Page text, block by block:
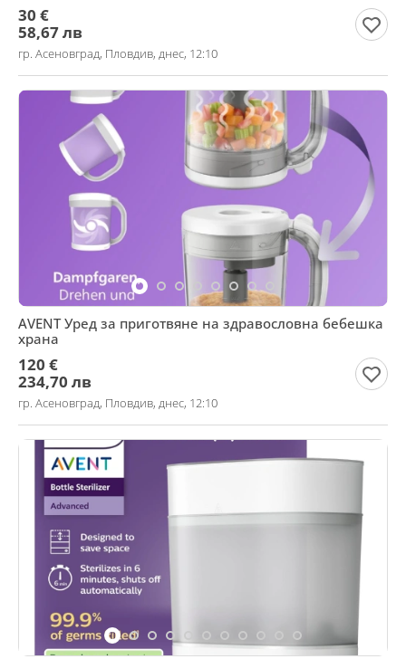
30 €
58,67 лв
гр. Асеновград, Пловдив, днес, 12:10
AVENT Уред за приготвяне на здравословна бебешка
храна
120 €
234,70 лв
гр. Асеновград, Пловдив, днес, 12:10